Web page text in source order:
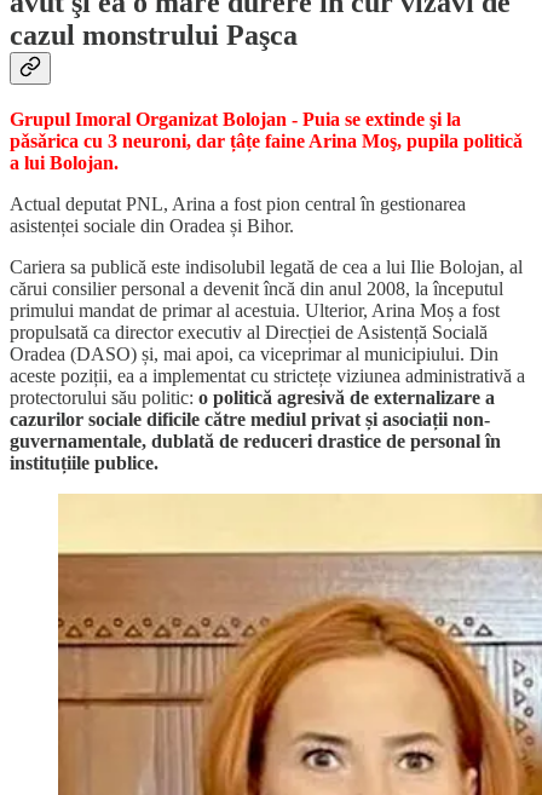
cazul monstrului Paşca
Grupul Imoral Organizat Bolojan - Puia se extinde şi la
pǎsǎrica cu 3 neuroni, dar țâțe faine Arina Moş, pupila politicǎ
a lui Bolojan.
Actual deputat PNL, Arina a fost pion central în gestionarea
asistenței sociale din Oradea și Bihor.
Cariera sa publică este indisolubil legată de cea a lui Ilie Bolojan, al
cărui consilier personal a devenit încă din anul 2008, la începutul
primului mandat de primar al acestuia. Ulterior, Arina Moș a fost
propulsată ca director executiv al Direcției de Asistență Socială
Oradea (DASO) și, mai apoi, ca viceprimar al municipiului. Din
aceste poziții, ea a implementat cu strictețe viziunea administrativă a
protectorului său politic: o politică agresivă de externalizare a
cazurilor sociale dificile către mediul privat și asociații non-
guvernamentale, dublată de reduceri drastice de personal în
instituțiile publice.